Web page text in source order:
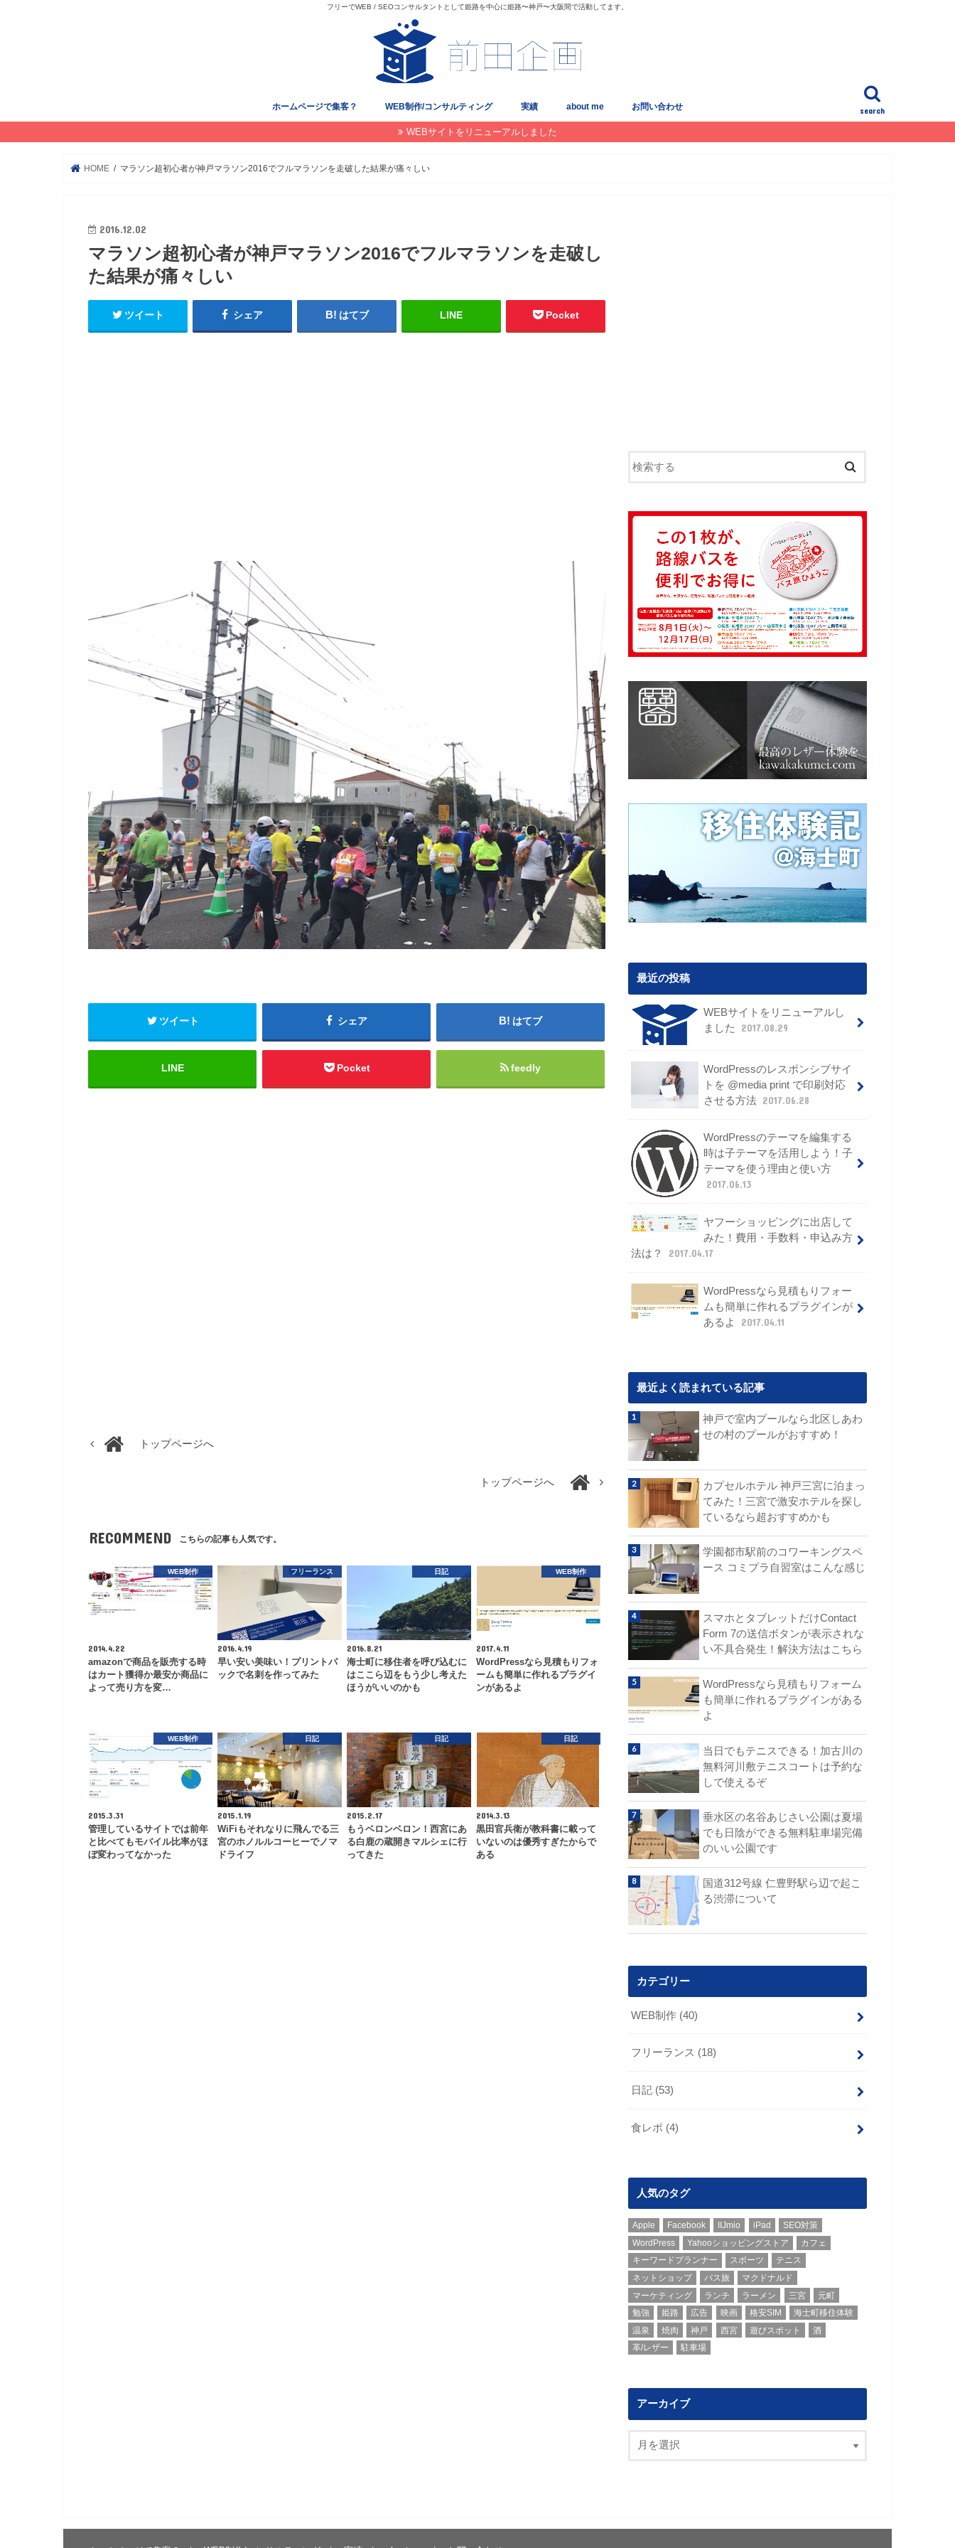
フリーでWEB / SEOコンサルタントとして姫路を中心に姫路〜神戸〜大阪間で活動してます。
search
ホームページで集客？ WEB制作/コンサルティング 実績 about me お問い合わせ
WEBサイトをリニューアルしました
HOME マラソン超初心者が神戸マラソン2016でフルマラソンを走破した結果が痛々しい
2016.12.02
マラソン超初心者が神戸マラソン2016でフルマラソンを走破し
た結果が痛々しい
ツイート シェア はてブ LINE Pocket
ツイート シェア はてブ
LINE Pocket feedly
トップページへ
トップページへ
RECOMMEND こちらの記事も人気です。
WEB制作
2014.4.22
amazonで商品を販売する時
はカート獲得か最安か商品に
よって売り方を変…
フリーランス
2016.4.19
早い安い美味い！プリントパ
ックで名刺を作ってみた
日記
2016.8.21
海士町に移住者を呼び込むに
はここら辺をもう少し考えた
ほうがいいのかも
WEB制作
2017.4.11
WordPressなら見積もりフォ
ームも簡単に作れるプラグイ
ンがあるよ
WEB制作
2015.3.31
管理しているサイトでは前年
と比べてもモバイル比率がほ
ぼ変わってなかった
日記
2015.1.19
WiFiもそれなりに飛んでる三
宮のホノルルコーヒーでノマ
ドライフ
日記
2015.2.17
もうベロンベロン！西宮にあ
る白鹿の蔵開きマルシェに行
ってきた
日記
2014.3.13
黒田官兵衛が教科書に載って
いないのは優秀すぎたからで
ある
最近の投稿
WEBサイトをリニューアルし
ました
2017.08.29
WordPressのレスポンシブサイ
トを @media print で印刷対応
させる方法 2017.06.28
WordPressのテーマを編集する
時は子テーマを活用しよう！子
テーマを使う理由と使い方
2017.06.13
ヤフーショッピングに出店して
みた！費用・手数料・申込み方
法は？
2017.04.17
WordPressなら見積もりフォー
ムも簡単に作れるプラグインが
あるよ
2017.04.11
最近よく読まれている記事
神戸で室内プールなら北区しあわ
せの村のプールがおすすめ！
カプセルホテル 神戸三宮に泊まっ
てみた！三宮で激安ホテルを探し
ているなら超おすすめかも
学園都市駅前のコワーキングスペ
ース コミプラ自習室はこんな感じ
スマホとタブレットだけContact
Form 7の送信ボタンが表示されな
い不具合発生！解決方法はこちら
WordPressなら見積もりフォーム
も簡単に作れるプラグインがある
よ
当日でもテニスできる！加古川の
無料河川敷テニスコートは予約な
しで使えるぞ
垂水区の名谷あじさい公園は夏場
でも日陰ができる無料駐車場完備
のいい公園です
国道312号線 仁豊野駅ら辺で起こ
る渋滞について
カテゴリー
WEB制作 (40)
フリーランス (18)
日記 (53)
食レポ (4)
人気のタグ
Apple Facebook IIJmio iPad
SEO対策
WordPress
Yahooショッピングストア
カフェ
キーワードプランナー
スポーツ
テニス
ネットショップ
バス旅
マクドナルド
マーケティング
ランチ ラーメン 三宮
元町
勉強
姫路 広告 映画 格安SIM
海士町移住体験
温泉
焼肉 神戸 西宮 遊びスポット
酒
革/レザー
駐車場
アーカイブ